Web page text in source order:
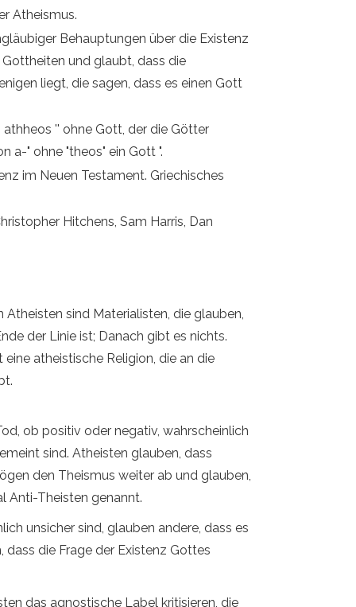
Atheismus.
Behauptungen über die Existenz
und glaubt, dass die
liegt, die sagen, dass es einen Gott
athheos '' ohne Gott, der die Götter
a-" ohne "theos" ein Gott ".
im Neuen Testament. Griechisches
Hitchens, Sam Harris, Dan
Atheisten sind Materialisten, die glauben,
der Linie ist; Danach gibt es nichts.
eine atheistische Religion, die an die
ob positiv oder negativ, wahrscheinlich
sind. Atheisten glauben, dass
den Theismus weiter ab und glauben,
Anti-Theisten genannt.
unsicher sind, glauben andere, dass es
die Frage der Existenz Gottes
das agnostische Label kritisieren, die